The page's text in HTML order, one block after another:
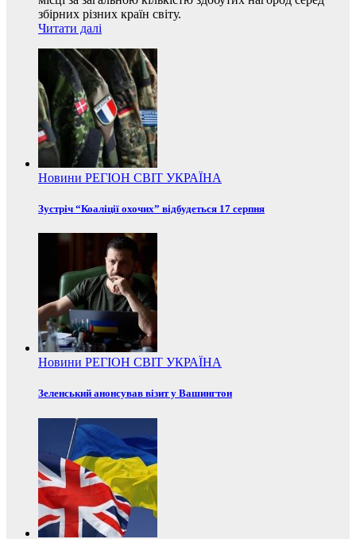
збірних різних країн світу.
Читати далі
Новини РЕГІОН СВІТ УКРАЇНА
Зустріч “Коаліції охочих” відбудеться 17 серпня
Новини РЕГІОН СВІТ УКРАЇНА
Зеленський анонсував візит у Вашингтон